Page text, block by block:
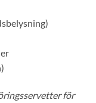
för